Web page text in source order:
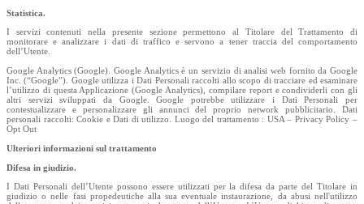
Statistica.
I servizi contenuti nella presente sezione permettono al Titolare del Trattamento di
monitorare e analizzare i dati di traffico e servono a tener traccia del comportamento
dell’Utente.
Google Analytics (Google). Google Analytics è un servizio di analisi web fornito da Google
Inc. (“Google”). Google utilizza i Dati Personali raccolti allo scopo di tracciare ed esaminare
l’utilizzo di questa Applicazione (Google Analytics), compilare report e condividerli con gli
altri servizi sviluppati da Google. Google potrebbe utilizzare i Dati Personali per
contestualizzare e personalizzare gli annunci del proprio network pubblicitario. Dati
personali raccolti: Cookie e Dati di utilizzo. Luogo del trattamento : USA – Privacy Policy –
Opt Out
Ulteriori informazioni sul trattamento
Difesa in giudizio.
I Dati Personali dell’Utente possono essere utilizzati per la difesa da parte del Titolare in
giudizio o nelle fasi propedeutiche alla sua eventuale instaurazione, da abusi nell'utilizzo